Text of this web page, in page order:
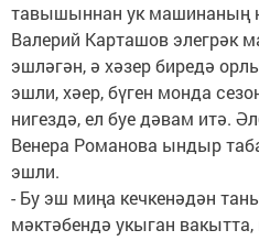
тавышыннан ук машинаның
Валерий Карташов элегрәк
эшләгән, ә хәзер биредә
эшли, хәер, бүген монда
нигездә, ел буе дәвам итә.
Венера Романова ындыр
эшли.
- Бу эш миңа кечкенәдән
мәктәбендә укыган